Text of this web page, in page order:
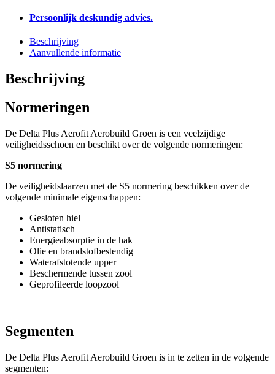
Persoonlijk deskundig advies.
Beschrijving
Aanvullende informatie
Beschrijving
Normeringen
De Delta Plus Aerofit Aerobuild Groen is een veelzijdige
veiligheidsschoen en beschikt over de volgende normeringen:
S5 normering
De veiligheidslaarzen met de S5 normering beschikken over de
volgende minimale eigenschappen:
Gesloten hiel
Antistatisch
Energieabsorptie in de hak
Olie en brandstofbestendig
Waterafstotende upper
Beschermende tussen zool
Geprofileerde loopzool
Segmenten
De Delta Plus Aerofit Aerobuild Groen is in te zetten in de volgende
segmenten: